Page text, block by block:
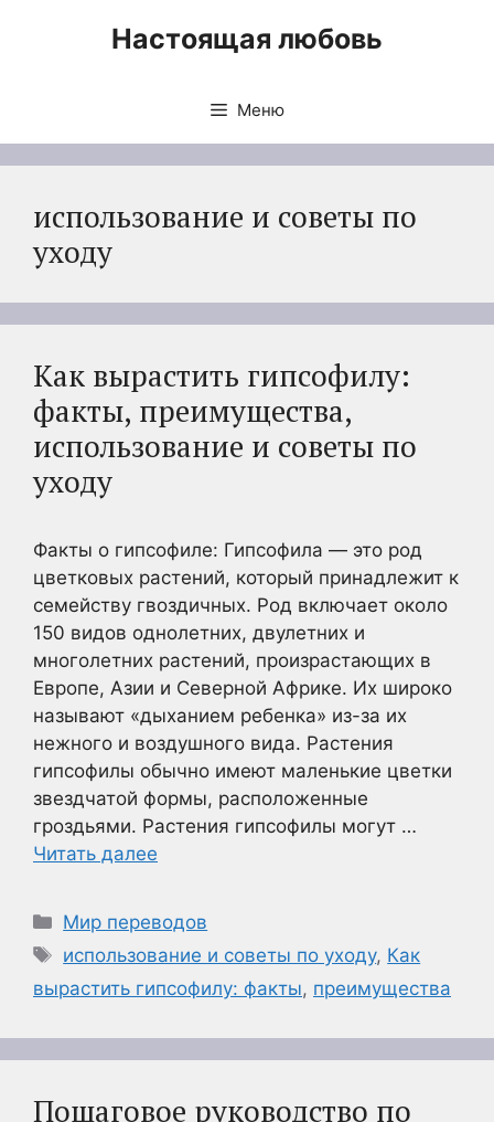
Настоящая любовь
Меню
использование и советы по
уходу
Как вырастить гипсофилу:
факты, преимущества,
использование и советы по
уходу
Факты о гипсофиле: Гипсофила — это род
цветковых растений, который принадлежит к
семейству гвоздичных. Род включает около
150 видов однолетних, двулетних и
многолетних растений, произрастающих в
Европе, Азии и Северной Африке. Их широко
называют «дыханием ребенка» из-за их
нежного и воздушного вида. Растения
гипсофилы обычно имеют маленькие цветки
звездчатой формы, расположенные
гроздьями. Растения гипсофилы могут …
Читать далее
Рубрики
Мир переводов
Метки
использование и советы по уходу, Как
вырастить гипсофилу: факты, преимущества
Пошаговое руководство по